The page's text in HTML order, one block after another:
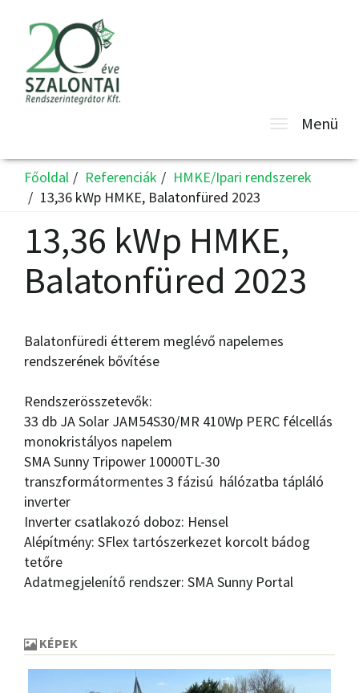
Toggle
Menü
Főoldal Referenciák
HMKE/Ipari rendszerek
13,36 kWp HMKE, Balatonfüred 2023
13,36 kWp HMKE,
Balatonfüred 2023
Balatonfüredi étterem meglévő napelemes
rendszerének bővítése
Rendszerösszetevők:
33 db JA Solar JAM54S30/MR 410Wp PERC félcellás
monokristályos napelem
SMA Sunny Tripower 10000TL-30
transzformátormentes 3 fázisú hálózatba tápláló
inverter
Inverter csatlakozó doboz: Hensel
Alépítmény: SFlex tartószerkezet korcolt bádog
tetőre
Adatmegjelenítő rendszer: SMA Sunny Portal
KÉPEK